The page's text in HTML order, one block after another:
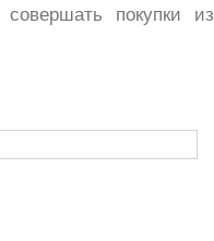
покупки из